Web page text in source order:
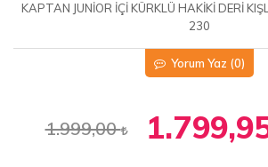
KAPTAN JUNİOR İÇİ KÜRKLÜ HAKİKİ DERİ
230
Yorum Yaz (0)
1.999,00